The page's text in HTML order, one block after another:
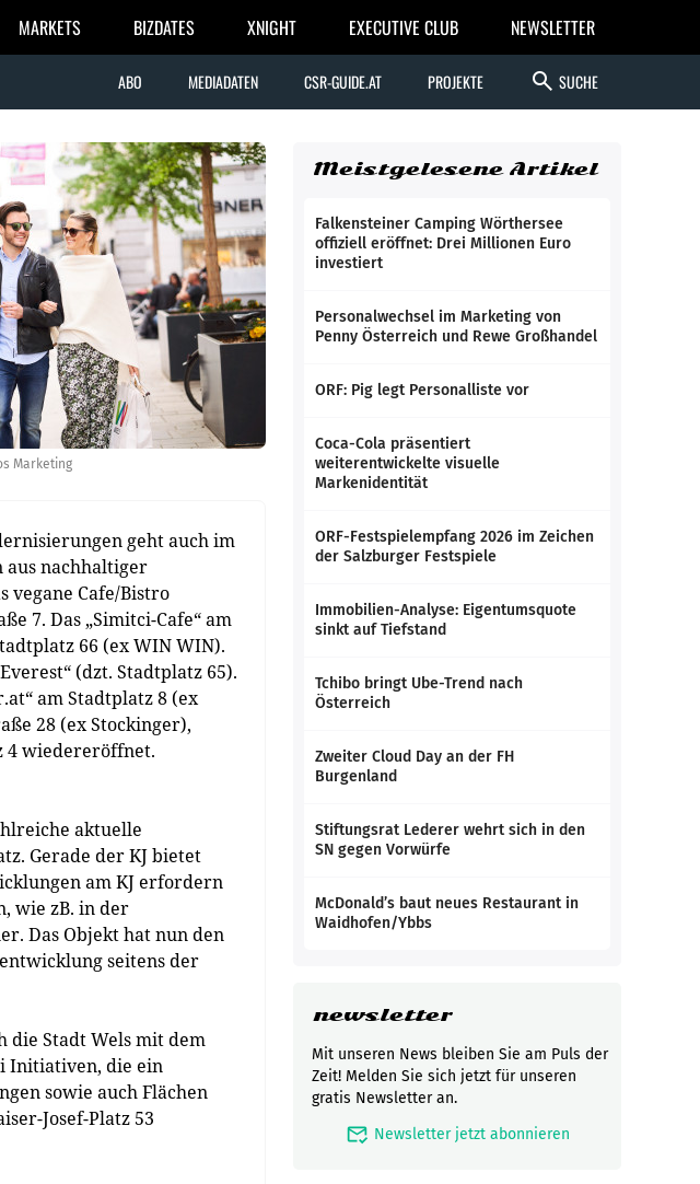
MARKETS BIZDATES XNIGHT EXECUTIVE CLUB NEWSLETTER
ABO MEDIADATEN CSR-GUIDE.AT PROJEKTE search SUCHE
Marketing
geht auch im
aus nachhaltiger
vegane Cafe/Bistro
7. Das „Simitci-Cafe“ am
66 (ex WIN WIN).
(dzt. Stadtplatz 65).
am Stadtplatz 8 (ex
28 (ex Stockinger),
4 wiedereröffnet.
aktuelle
Gerade der KJ bietet
am KJ erfordern
wie zB. in der
Das Objekt hat nun den
seitens der
die Stadt Wels mit dem
Initiativen, die ein
sowie auch Flächen
Josef-Platz 53
Meistgelesene Artikel
Falkensteiner Camping Wörthersee
offiziell eröffnet: Drei Millionen Euro
investiert
Personalwechsel im Marketing von
Penny Österreich und Rewe Großhandel
ORF: Pig legt Personalliste vor
Coca-Cola präsentiert
weiterentwickelte visuelle
Markenidentität
ORF-Festspielempfang 2026 im Zeichen
der Salzburger Festspiele
Immobilien-Analyse: Eigentumsquote
sinkt auf Tiefstand
Tchibo bringt Ube-Trend nach
Österreich
Zweiter Cloud Day an der FH
Burgenland
Stiftungsrat Lederer wehrt sich in den
SN gegen Vorwürfe
McDonald’s baut neues Restaurant in
Waidhofen/Ybbs
newsletter
Mit unseren News bleiben Sie am Puls der
Zeit! Melden Sie sich jetzt für unseren
gratis Newsletter an.
mark_email_read Newsletter jetzt abonnieren